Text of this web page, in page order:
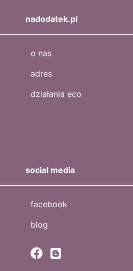
nadodatek.pl
o nas
adres
działania eco
social media
facebook
blog